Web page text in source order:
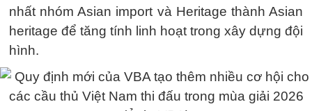
nhất nhóm Asian import và Heritage thành Asian
heritage để tăng tính linh hoạt trong xây dựng đội
hình.